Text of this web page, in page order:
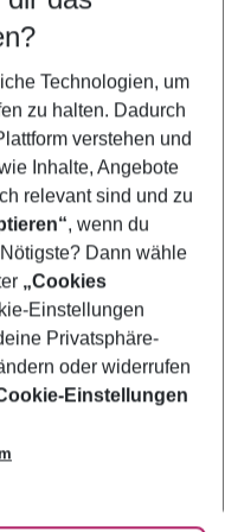
Technologien, um
zu halten. Dadurch
verstehen und
Inhalte, Angebote
relevant sind und zu
, wenn du
Dann wähle
„Cookies
Einstellungen
Privatsphäre-
oder widerrufen
Einstellungen